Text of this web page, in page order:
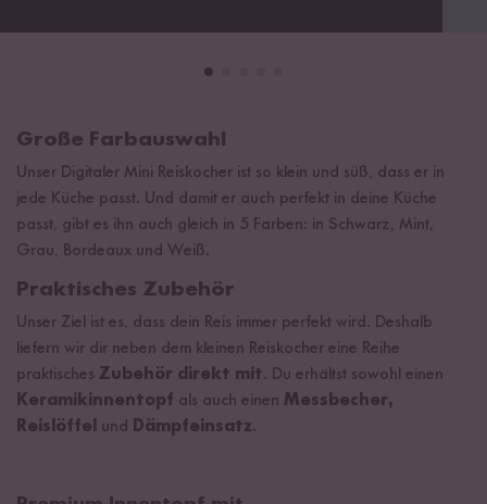
Große Farbauswahl
Unser Digitaler Mini Reiskocher ist so klein und süß, dass er in
jede Küche passt. Und damit er auch perfekt in deine Küche
passt, gibt es ihn auch gleich in 5 Farben: in Schwarz, Mint,
Grau, Bordeaux und Weiß.
Praktisches Zubehör
Unser Ziel ist es, dass dein Reis immer perfekt wird. Deshalb
liefern wir dir neben dem kleinen Reiskocher eine Reihe
praktisches Zubehör direkt mit. Du erhältst sowohl einen
Keramikinnentopf als auch einen Messbecher,
Reislöffel und Dämpfeinsatz.